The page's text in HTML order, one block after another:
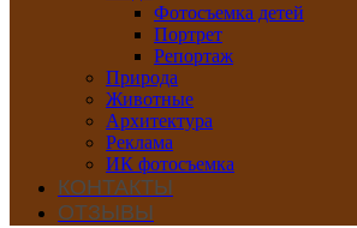
Фотосъемка детей
Портрет
Репортаж
Природа
Животные
Архитектура
Реклама
ИК фотосъемка
КОНТАКТЫ
ОТЗЫВЫ